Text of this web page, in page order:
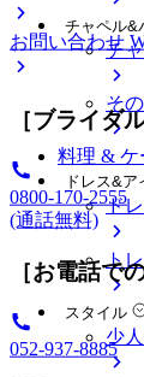
チャペル&
チ
そ
料理 & ケ
ドレス&ア
ド
ト
スタイル
少
お問い合わせ
［ブライダ
0800-170-2555
(通話無料)
［お電話で
052-937-8885